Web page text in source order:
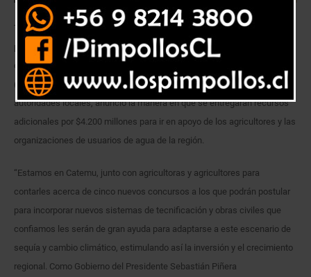
Tras realizar un recorrido por las obras del Canal Arriba de Catemu, en la
provincia de San Felipe, el Ministro de Agricultura, Antonio Walker, en
compañía del Secretario Ejecutivo de la Comisión Nacional de Riego
(CNR), Federico Errázuriz; el Seremi de Agricultura, Humberto Lepe, y
autoridades locales, anunció la manera en que se entregarán recursos
adicionales por $4.200 millones para ir en apoyo de los agricultores y las
organizaciones de usuarios de agua de la región.
“Estamos en Catemu, junto con agricultoras y agricultores para
contarles acerca de cinco nuevos concursos a los que podrán postular
para incorporar nuevos sistemas de tecnificación y obras civiles que
confiamos les serán de gran ayuda para adaptarse a este escenario de
sequía y cambio climático, estimulando así la inversión y el crecimiento
regional. Como Gobierno del Presidente Sebastián Piñera